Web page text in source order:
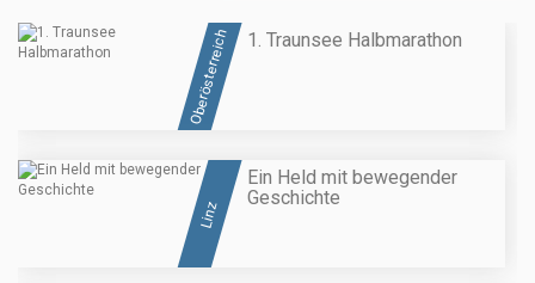
Oberösterreich 1. Traunsee Halbmarathon
Linz
Ein Held mit bewegender
Geschichte